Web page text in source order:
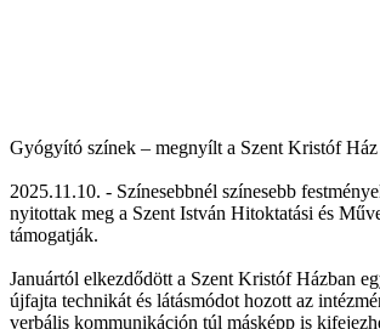
Gyógyító színek – megnyílt a Szent Kristóf
2025.11.10. - Színesebbnél színesebb
nyitottak meg a Szent István Hitoktatási és
támogatják.
Januártól elkezdődött a Szent Kristóf Házban
újfajta technikát és látásmódot hozott az
verbális kommunikáción túl másképp is